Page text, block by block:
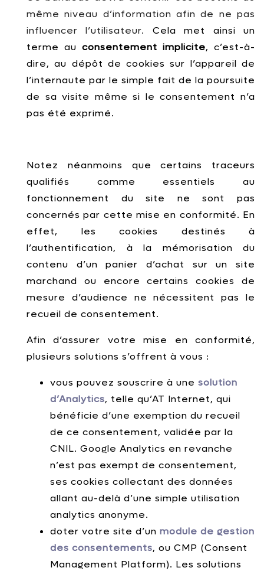
même niveau d’information afin de ne pas
influencer l’utilisateur.
Cela met ainsi un
terme au consentement implicite, c’est-à-
dire, au dépôt de cookies sur l’appareil de
l’internaute par le simple fait de la poursuite
de sa visite même si le consentement n’a
pas été exprimé.
Notez néanmoins que certains traceurs
qualifiés comme essentiels au
fonctionnement du site ne sont pas
concernés par cette mise en conformité. En
effet, les cookies destinés à
l’authentification, à la mémorisation du
contenu d’un panier d’achat sur un site
marchand ou encore certains cookies de
mesure d’audience ne nécessitent pas le
recueil de consentement.
Afin d’assurer votre mise en conformité,
plusieurs solutions s’offrent à vous :
vous pouvez souscrire à une solution
d’Analytics, telle qu’AT Internet, qui
bénéficie d’une exemption du recueil
de ce consentement, validée par la
CNIL. Google Analytics en revanche
n’est pas exempt de consentement,
ses cookies collectant des données
allant au-delà d’une simple utilisation
analytics anonyme.
doter votre site d’un module de gestion
des consentements, ou CMP (Consent
Management Platform). Les solutions